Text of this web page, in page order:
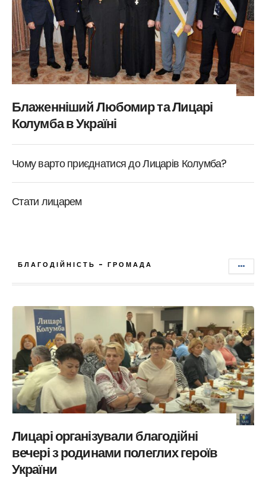
Блаженніший Любомир та Лицарі
Колумба в Україні
Чому варто приєднатися до Лицарів Колумба?
Стати лицарем
БЛАГОДІЙНІСТЬ - ГРОМАДА
Лицарі організували благодійні
вечері з родинами полеглих героїв
України